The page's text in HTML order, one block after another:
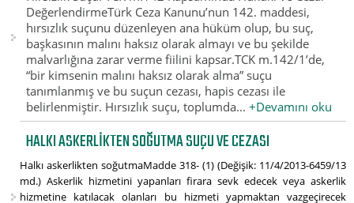
DeğerlendirmeTürk Ceza Kanunu’nun 142. maddesi,
hırsızlık suçunu düzenleyen ana hüküm olup, bu suç,
başkasının malını haksız olarak almayı ve bu şekilde
malvarlığına zarar verme fiilini kapsar.TCK m.142/1’de,
“bir kimsenin malını haksız olarak alma” suçu
tanımlanmış ve bu suçun cezası, hapis cezası ile
belirlenmiştir. Hırsızlık suçu, toplumda...+Devamını oku
HALKI ASKERLIKTEN SOĞUTMA SUÇU VE CEZASI
Halkı askerlikten soğutmaMadde 318- (1) (Değişik: 11/4/2013-6459/13
md.) Askerlik hizmetini yapanları firara sevk edecek veya askerlik
hizmetine katılacak olanları bu hizmeti yapmaktan vazgeçirecek